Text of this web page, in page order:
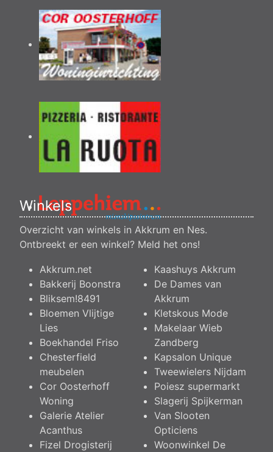
Winkels
Overzicht van winkels in Akkrum en Nes.
Ontbreekt er een winkel? Meld het ons!
Akkrum.net
Bakkerij Boonstra
Bliksem!8491
Bloemen Vlijtige
Lies
Boekhandel Friso
Chesterfield
meubelen
Cor Oosterhoff
Woning
Galerie Atelier
Acanthus
Fizel Drogisterij
Kaashuys Akkrum
De Dames van
Akkrum
Kletskous Mode
Makelaar Wieb
Zandberg
Kapsalon Unique
Tweewielers Nijdam
Poiesz supermarkt
Slagerij Spijkerman
Van Slooten
Opticiens
Woonwinkel De